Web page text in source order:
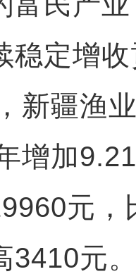
稳定增
新疆渔
增加
元
3410元